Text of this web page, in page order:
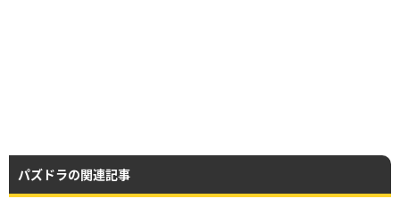
パズドラの関連記事